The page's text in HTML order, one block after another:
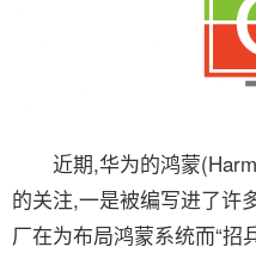
近期,华为的鸿蒙
的关注,一是被编写进了许
厂在为布局鸿蒙系统而“招